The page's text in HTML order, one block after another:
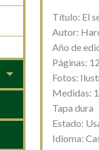
Título: El
Autor:
Año de
Páginas:
Fotos:
Medidas:
Tapa dura
Estado:
Idioma: